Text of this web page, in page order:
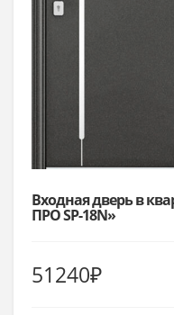
Входная дверь в
ПРО SP-18N»
51240₽